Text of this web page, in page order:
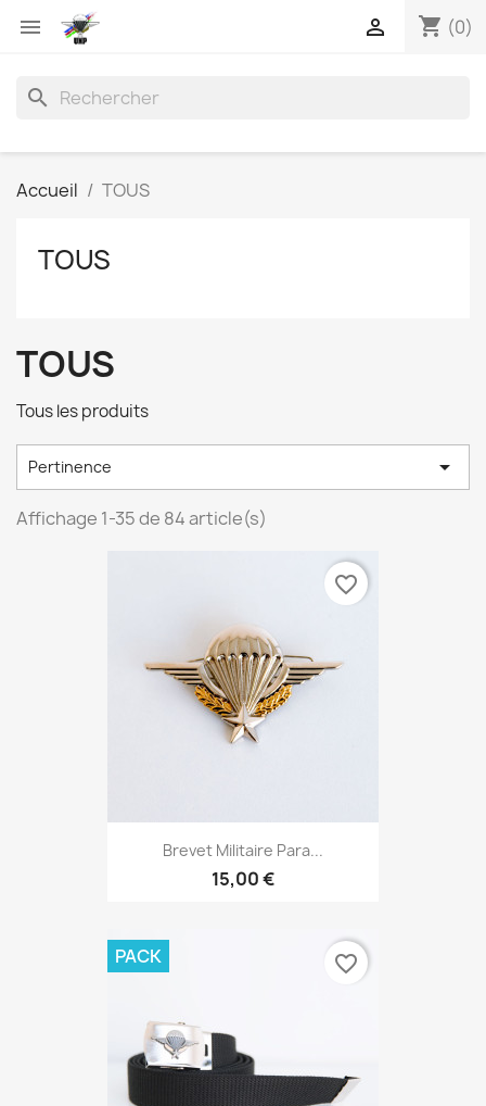
 shopping_cart (0)

search
Accueil TOUS
TOUS
TOUS
Tous les produits
Pertinence 
Affichage 1-35 de 84 article(s)
Brevet Militaire Para...
15,00 €
favorite_border
PACK favorite_border